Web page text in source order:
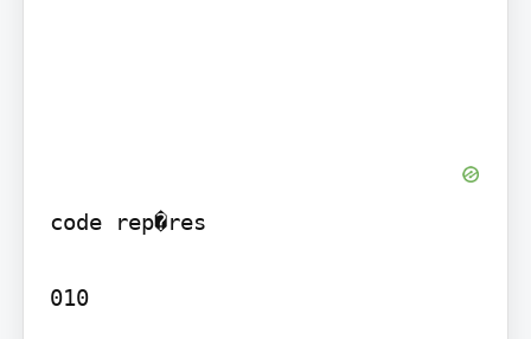
code rep�res
010